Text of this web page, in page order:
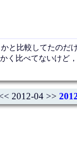
と比較してたの
く比べてないけど
2012-04 >>